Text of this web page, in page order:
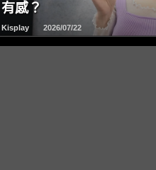
有感？
Kisplay 2026/07/22